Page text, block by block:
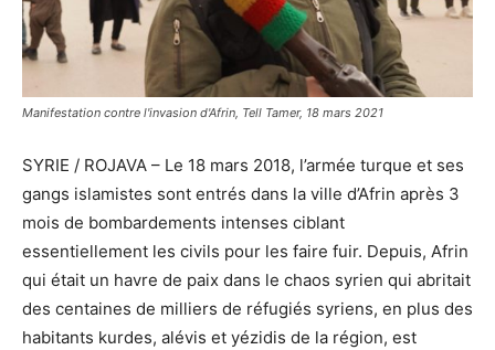
Manifestation contre l'invasion d'Afrin, Tell Tamer, 18 mars 2021
SYRIE / ROJAVA – Le 18 mars 2018, l’armée turque et ses
gangs islamistes sont entrés dans la ville d’Afrin après 3
mois de bombardements intenses ciblant
essentiellement les civils pour les faire fuir. Depuis, Afrin
qui était un havre de paix dans le chaos syrien qui abritait
des centaines de milliers de réfugiés syriens, en plus des
habitants kurdes, alévis et yézidis de la région, est